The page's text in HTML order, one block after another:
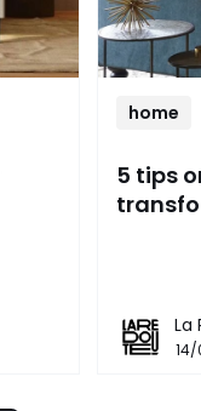
home
5 tips
La